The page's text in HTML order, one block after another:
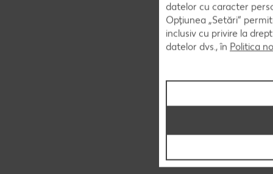
datelor cu caracter
Opțiunea „Setări”
inclusiv cu privire la
datelor dvs., în Politica